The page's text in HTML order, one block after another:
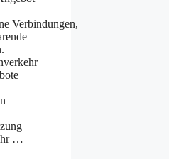
Verbindungen,
…